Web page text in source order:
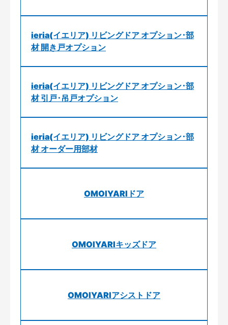
ieria(イエリア) リビングドア オプション･部
材 開き戸オプション
ieria(イエリア) リビングドア オプション･部
材 引戸･吊戸オプション
ieria(イエリア) リビングドア オプション･部
材 オーダー用部材
OMOIYARIドア
OMOIYARIキッズドア
OMOIYARIアシストドア